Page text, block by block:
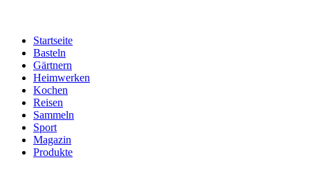
Startseite
Basteln
Gärtnern
Heimwerken
Kochen
Reisen
Sammeln
Sport
Magazin
Produkte